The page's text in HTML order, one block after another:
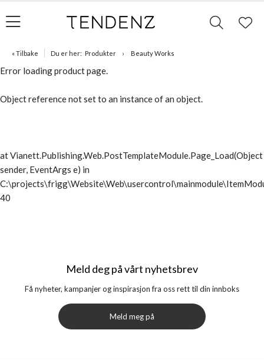
« Tilbake Du er her: Produkter Beauty Works
Error loading product page.
Object reference not set to an instance of an object.
at Vianett.Publishing.Web.PostTemplateModule.Page_Load(Object
sender, EventArgs e) in
40
Meld deg på vårt nyhetsbrev
Få nyheter, kampanjer og inspirasjon fra oss rett til din innboks
Meld meg på